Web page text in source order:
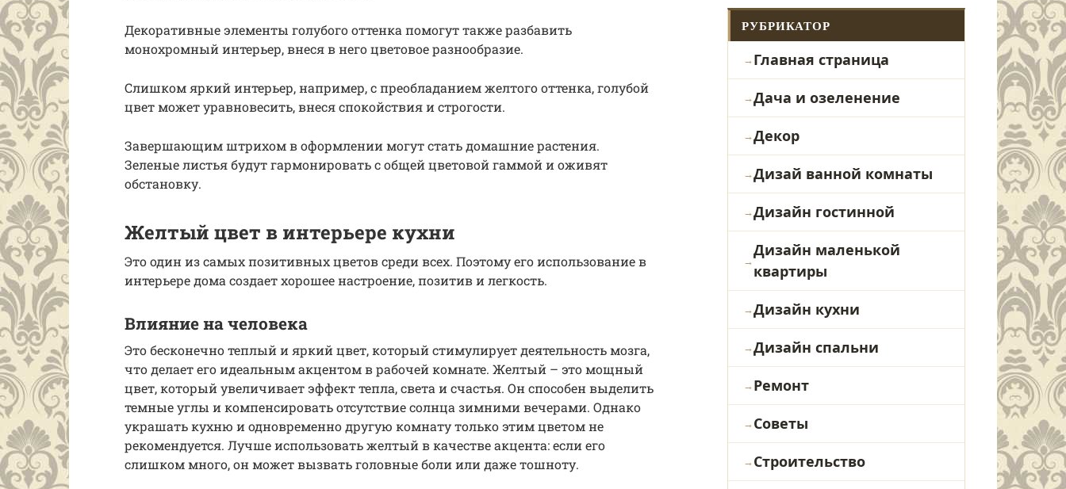
Декоративные элементы голубого оттенка помогут также разбавить
монохромный интерьер, внеся в него цветовое разнообразие.
Слишком яркий интерьер, например, с преобладанием желтого оттенка, голубой
цвет может уравновесить, внеся спокойствия и строгости.
Завершающим штрихом в оформлении могут стать домашние растения.
Зеленые листья будут гармонировать с общей цветовой гаммой и оживят
обстановку.
Желтый цвет в интерьере кухни
Это один из самых позитивных цветов среди всех. Поэтому его использование в
интерьере дома создает хорошее настроение, позитив и легкость.
Влияние на человека
Это бесконечно теплый и яркий цвет, который стимулирует деятельность мозга,
что делает его идеальным акцентом в рабочей комнате. Желтый – это мощный
цвет, который увеличивает эффект тепла, света и счастья. Он способен выделить
темные углы и компенсировать отсутствие солнца зимними вечерами. Однако
украшать кухню и одновременно другую комнату только этим цветом не
рекомендуется. Лучше использовать желтый в качестве акцента: если его
слишком много, он может вызвать головные боли или даже тошноту.
РУБРИКАТОР
Главная страница
Дача и озеленение
Декор
Дизай ванной комнаты
Дизайн гостинной
Дизайн маленькой
квартиры
Дизайн кухни
Дизайн спальни
Ремонт
Советы
Строительство